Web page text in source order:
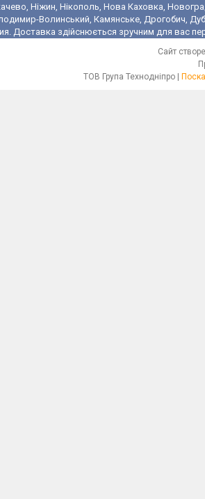
Ніжин, Нікополь, Нова Каховка,
Волинський, Камянське, Дрогобич,
Доставка здійснюється зручним для вас
Сайт
ТОВ Група Технодніпро |